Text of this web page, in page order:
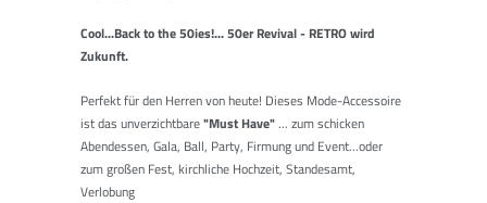
Cool...Back to the 50ies!... 50er Revival - RETRO wird
Zukunft.
Perfekt für den Herren von heute! Dieses Mode-Accessoire
ist das unverzichtbare"Must Have"... zum schicken
Abendessen, Gala, Ball, Party, Firmung und Event...oder
zum großen Fest, kirchliche Hochzeit, Standesamt,
Verlobung